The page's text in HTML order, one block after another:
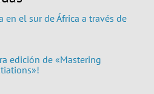
el sur de África a través de
edición de «Mastering